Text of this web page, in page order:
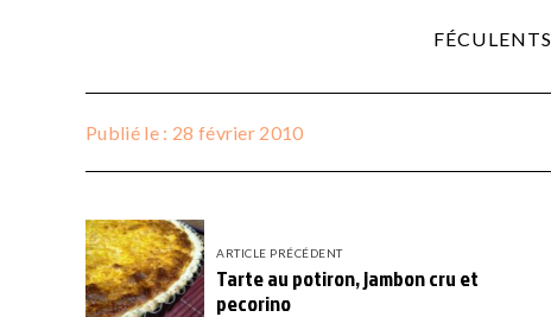
FÉCULENTS
Publié le : 28 février 2010
ARTICLE PRÉCÉDENT
Tarte au potiron, jambon cru et
pecorino